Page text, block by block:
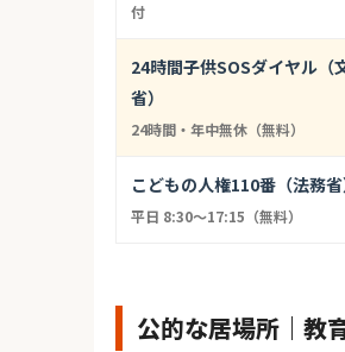
付
24時間子供SOSダイヤル（
省）
24時間・年中無休（無料）
こどもの人権110番（法務省
平日 8:30〜17:15（無料）
公的な居場所｜教